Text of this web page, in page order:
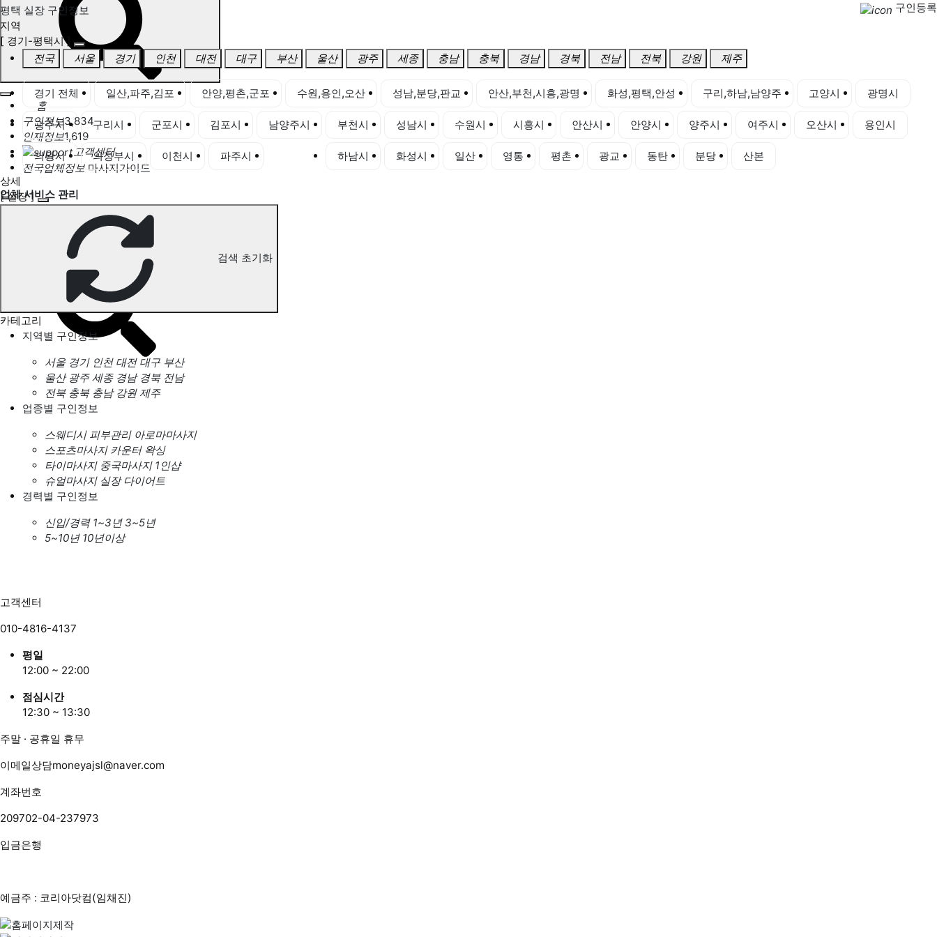
홈
구인정보3,834
인재정보1,619
고객센터
전국업체정보 마사지가이드
업체 서비스 관리
개인 서비스 관리
평택 실장 구인정보
평택 실장 구인정보
구인등록
지역
[ 경기-평택시 ]
전국
서울 경기 인천 대전 대구 부산 울산 광주 세종 충남 충북 경남 경북 전남 전북 강원 제주
경기 전체 일산,파주,김포 안양,평촌,군포 수원,용인,오산 성남,분당,판교 안산,부천,시흥,광명 화성,평택,안성 구리,하남,남양주 고양시 광명시
광주시 구리시 군포시 김포시 남양주시 부천시 성남시 수원시 시흥시 안산시 안양시 양주시 여주시 오산시 용인시
의왕시 의정부시 이천시 파주시 하남시 화성시 일산 영통 평촌 광교 동탄 분당
산본
상세
[ 실장 ]
검색 초기화
카테고리
지역별 구인정보
서울 경기 인천 대전 대구 부산
울산 광주 세종 경남 경북 전남
전북 충북 충남 강원 제주
업종별 구인정보
스웨디시 피부관리 아로마마사지
스포츠마사지 카운터 왁싱
타이마사지 중국마사지 1인샵
슈얼마사지 실장 다이어트
경력별 구인정보
신입/경력 1~3년 3~5년
5~10년 10년이상
고객센터
010-4816-4137
평일
12:00 ~ 22:00
점심시간
12:30 ~ 13:30
주말 · 공휴일 휴무
이메일상담moneyajsl@naver.com
계좌번호
209702-04-237973
입금은행
예금주 : 코리아닷컴(임채진)